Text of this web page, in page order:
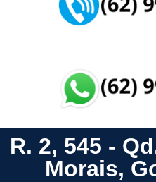
R. 2, 545 -
Morais,